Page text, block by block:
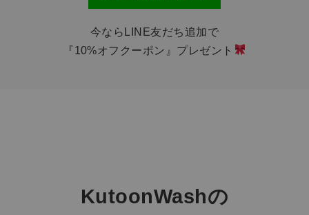
今ならLINE友だち追加で
『10%オフクーポン』プレゼント
KutoonWashの